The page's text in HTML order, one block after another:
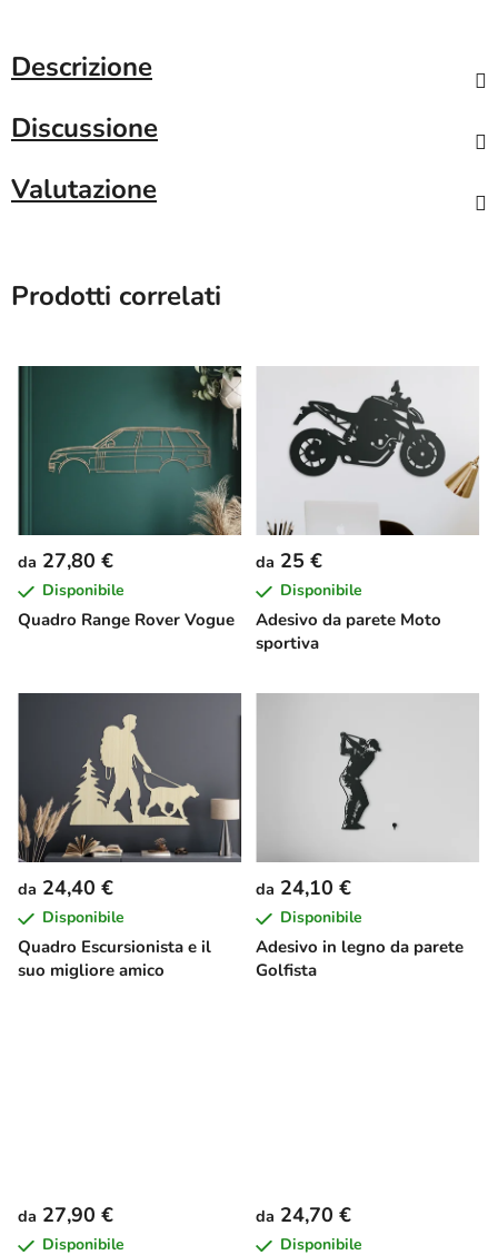
Descrizione
Discussione
Valutazione
Prodotti correlati
Quadro Range Rover Vogue
da 27,80 €
Disponibile
Adesivo da parete Moto
sportiva
da 25 €
Disponibile
Quadro Escursionista e il
suo migliore amico
da 24,40 €
Disponibile
Adesivo in legno da parete
Golfista
da 24,10 €
Disponibile
da 27,90 €
Disponibile
da 24,70 €
Disponibile